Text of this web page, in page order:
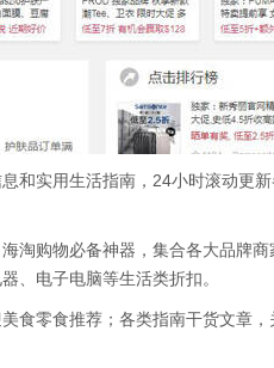
和实用生活指南，24小时滚动更
淘购物必备神器，集合各大品牌
、电子电脑等生活类折扣。
食零食推荐；各类指南干货文章